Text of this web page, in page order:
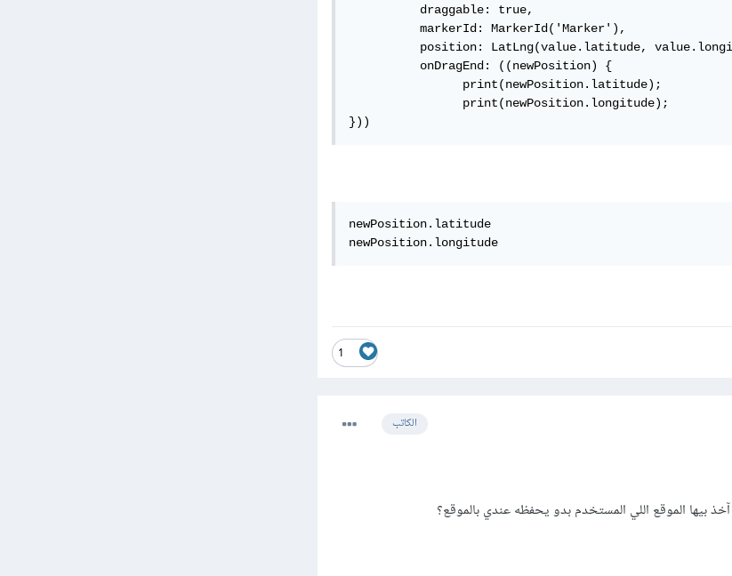
}))
newPosition.latitude
newPosition.longitude
1
الكاتب
بيها الموقع اللي المستخدم بدو يحفظه عندي بالموقع؟